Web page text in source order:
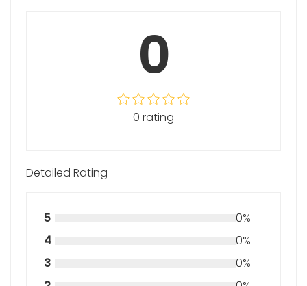
0
0 rating
Detailed Rating
5
0%
4
0%
3
0%